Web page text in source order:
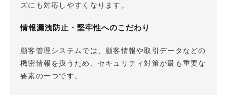
ズにも対応しやすくなります。
情報漏洩防止・堅牢性へのこだわり
顧客管理システムでは、顧客情報や取引データなどの
機密情報を扱うため、セキュリティ対策が最も重要な
要素の一つです。